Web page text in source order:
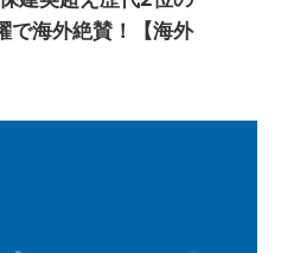
で海外絶賛！【海外